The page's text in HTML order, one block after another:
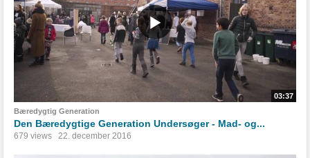
03:37
Bæredygtig Generation
Den Bæredygtige Generation Undersøger - Mad- og...
679 views 22. december 2016